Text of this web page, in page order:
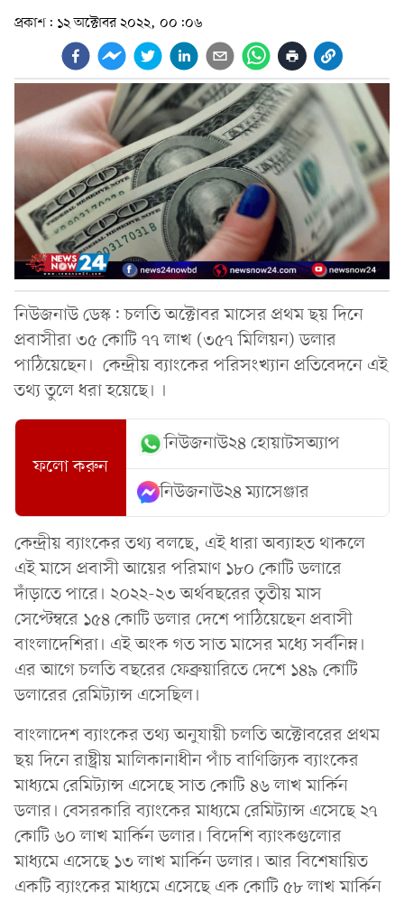
প্রকাশ: ১২ অক্টোবর ২০২২, ০০:০৬
নিউজনাউ ডেস্ক: চলতি অক্টোবর মাসের প্রথম ছয় দিনে
প্রবাসীরা ৩৫ কোটি ৭৭ লাখ (৩৫৭ মিলিয়ন) ডলার
পাঠিয়েছেন। কেন্দ্রীয় ব্যাংকের পরিসংখ্যান প্রতিবেদনে এই
তথ্য তুলে ধরা হয়েছে। ।
ফলো করুন
নিউজনাউ২৪ হোয়াটসঅ্যাপ
নিউজনাউ২৪ ম্যাসেঞ্জার
কেন্দ্রীয় ব্যাংকের তথ্য বলছে, এই ধারা অব্যাহত থাকলে
এই মাসে প্রবাসী আয়ের পরিমাণ ১৮০ কোটি ডলারে
দাঁড়াতে পারে। ২০২২-২৩ অর্থবছরের তৃতীয় মাস
সেপ্টেম্বরে ১৫৪ কোটি ডলার দেশে পাঠিয়েছেন প্রবাসী
বাংলাদেশিরা। এই অংক গত সাত মাসের মধ্যে সর্বনিম্ন।
এর আগে চলতি বছরের ফেব্রুয়ারিতে দেশে ১৪৯ কোটি
ডলারের রেমিট্যান্স এসেছিল।
বাংলাদেশ ব্যাংকের তথ্য অনুযায়ী চলতি অক্টোবরের প্রথম
ছয় দিনে রাষ্ট্রীয় মালিকানাধীন পাঁচ বাণিজ্যিক ব্যাংকের
মাধ্যমে রেমিট্যান্স এসেছে সাত কোটি ৪৬ লাখ মার্কিন
ডলার। বেসরকারি ব্যাংকের মাধ্যমে রেমিট্যান্স এসেছে ২৭
কোটি ৬০ লাখ মার্কিন ডলার। বিদেশি ব্যাংকগুলোর
মাধ্যমে এসেছে ১৩ লাখ মার্কিন ডলার। আর বিশেষায়িত
একটি ব্যাংকের মাধ্যমে এসেছে এক কোটি ৫৮ লাখ মার্কিন